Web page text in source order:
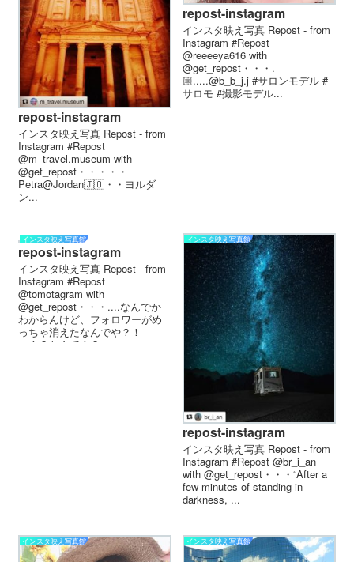
repost-instagram
インスタ映え写真 Repost - from
Instagram #Repost
@m_travel.museum with
@get_repost・・・・・
Petra@Jordan🇯🇴・・ヨルダ
ン...
repost-instagram
インスタ映え写真 Repost - from
Instagram #Repost
@reeeeya616 with
@get_repost・・・.
🏼.....@b_b_j.j #サロンモデル #
サロモ #撮影モデル...
インスタ映え写真館
repost-instagram
インスタ映え写真 Repost - from
Instagram #Repost
@tomotagram with
@get_repost・・・....なんでか
わからんけど、フォロワーがめ
っちゃ消えたなんでや？！
へ！？なんで！？....
インスタ映え写真館
repost-instagram
インスタ映え写真 Repost - from
Instagram #Repost @br_i_an
with @get_repost・・・“After a
few minutes of standing in
darkness, ...
インスタ映え写真館 インスタ映え写真館